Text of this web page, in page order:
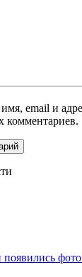
email и
комментариев.
появились